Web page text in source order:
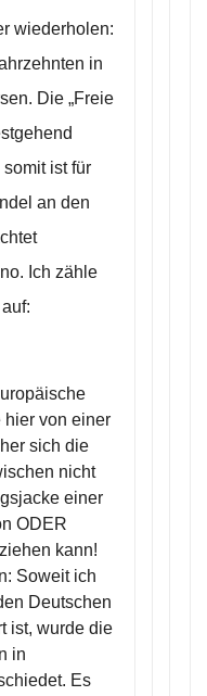
wiederholen:
in
Die „Freie
ist für
an den
Ich zähle
hier von einer
sich die
nicht
einer
ODER
kann!
Soweit ich
Deutschen
ist, wurde die
in
Es